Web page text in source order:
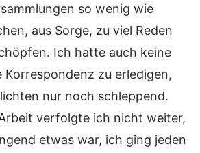
so wenig wie
aus Sorge, zu viel Reden
Ich hatte auch keine
Korrespondenz zu erledigen,
nur noch schleppend.
verfolgte ich nicht weiter,
etwas war, ich ging jeden